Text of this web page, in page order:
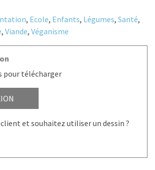
, Ecole, Enfants, Légumes, Santé,
, Viande, Véganisme
pour télécharger
et souhaitez utiliser un dessin ?